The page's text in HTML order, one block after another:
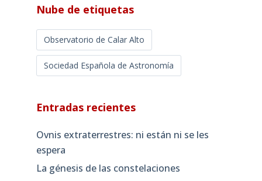
Nube de etiquetas
Observatorio de Calar Alto
Sociedad Española de Astronomía
Entradas recientes
Ovnis extraterrestres: ni están ni se les
espera
La génesis de las constelaciones